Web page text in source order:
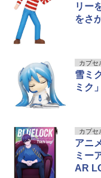
リー
をさ
カプセ
雪ミ
ミク
カプセ
アニ
ミー
AR